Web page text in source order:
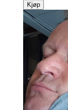
Kjøp